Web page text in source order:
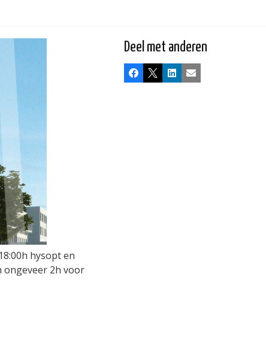
hysopt en
ongeveer 2h voor
Deel met anderen
Facebook
X LinkedInE-mail